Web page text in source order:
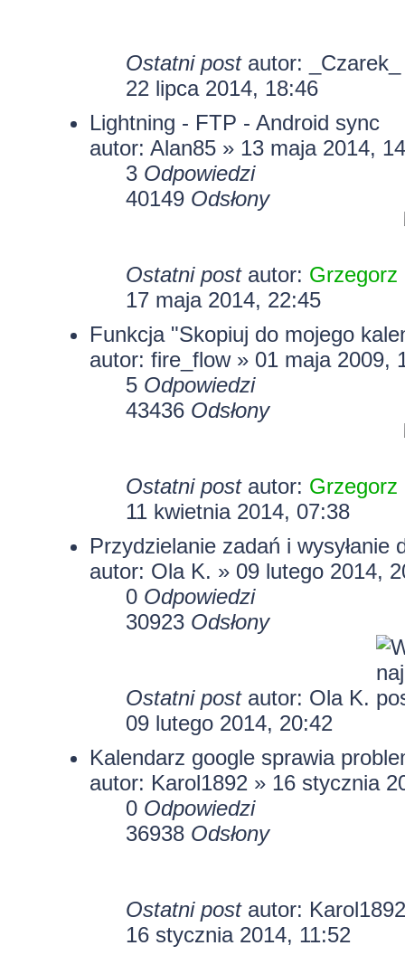
Ostatni post autor:
22 lipca 2014, 18:46
Lightning - FTP - Android sync
autor: Alan85 » 13 maja 2014,
3 Odpowiedzi
40149 Odsłony
Ostatni post autor: Grzegorz
17 maja 2014, 22:45
Funkcja "Skopiuj do mojego
autor: fire_flow» 01 maja 2009,
5 Odpowiedzi
43436 Odsłony
Ostatni post autor: Grzegorz
11 kwietnia 2014, 07:38
Przydzielanie zadań i wysyłanie
autor: Ola K. » 09 lutego 2014,
0 Odpowiedzi
30923 Odsłony
Ostatni post autor: Ola K.
09 lutego 2014, 20:42
Kalendarz google sprawia
autor: Karol1892 » 16 stycznia
0 Odpowiedzi
36938 Odsłony
Ostatni post autor:
16 stycznia 2014, 11:52